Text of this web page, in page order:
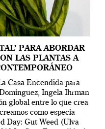
PARA ABORDAR
LAS PLANTAS A
Casa Encendida para
Ingela Ihrman
global entre lo que crea
como especia
Day: Gut Weed (Ulva